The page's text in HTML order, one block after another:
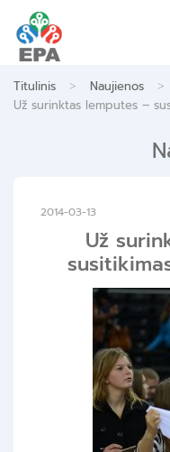
content
Titulinis > Naujienos >
Už surinktas lemputes –
2014-03-13
Už